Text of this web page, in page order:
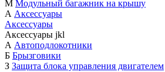
М Модульный багажник на крышу
А Аксессуары
Аксессуары
Аксессуары jkl
А Автоподлокотники
Б Брызговики
З Защита блока управления двигателем